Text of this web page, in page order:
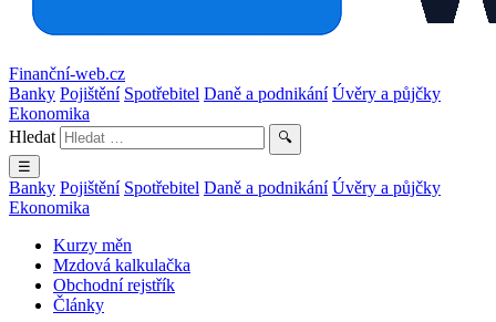
Finanční-web.cz
Banky Pojištění Spotřebitel Daně a podnikání Úvěry a půjčky
Ekonomika
Hledat
🔍
☰
Banky Pojištění Spotřebitel Daně a podnikání Úvěry a půjčky
Ekonomika
Kurzy měn
Mzdová kalkulačka
Obchodní rejstřík
Články